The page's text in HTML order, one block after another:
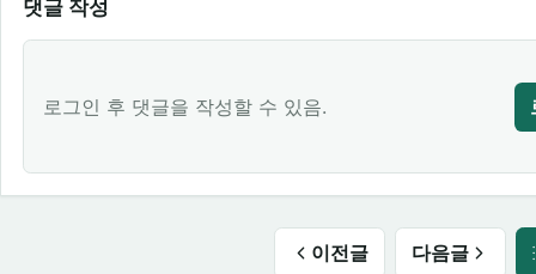
댓글 작성
로그인 후 댓글을 작성할 수 있음.
이전글 다음글